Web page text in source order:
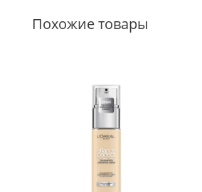
Похожие товары